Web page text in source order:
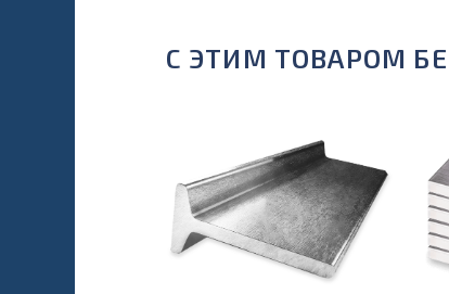
С ЭТИМ ТОВАРОМ